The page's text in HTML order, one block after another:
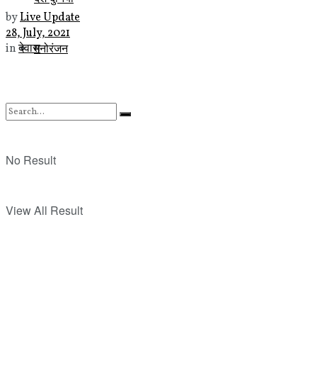
मनोरंजन
No Result
View All Result
byLive Update
28, July, 2021
inदेवास